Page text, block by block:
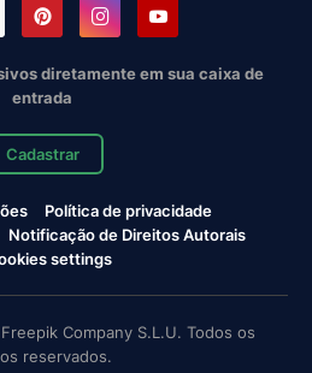
diretamente em sua caixa de
entrada
Cadastrar
Política de privacidade
Notificação de Direitos Autorais
settings
Company S.L.U. Todos os
reservados.